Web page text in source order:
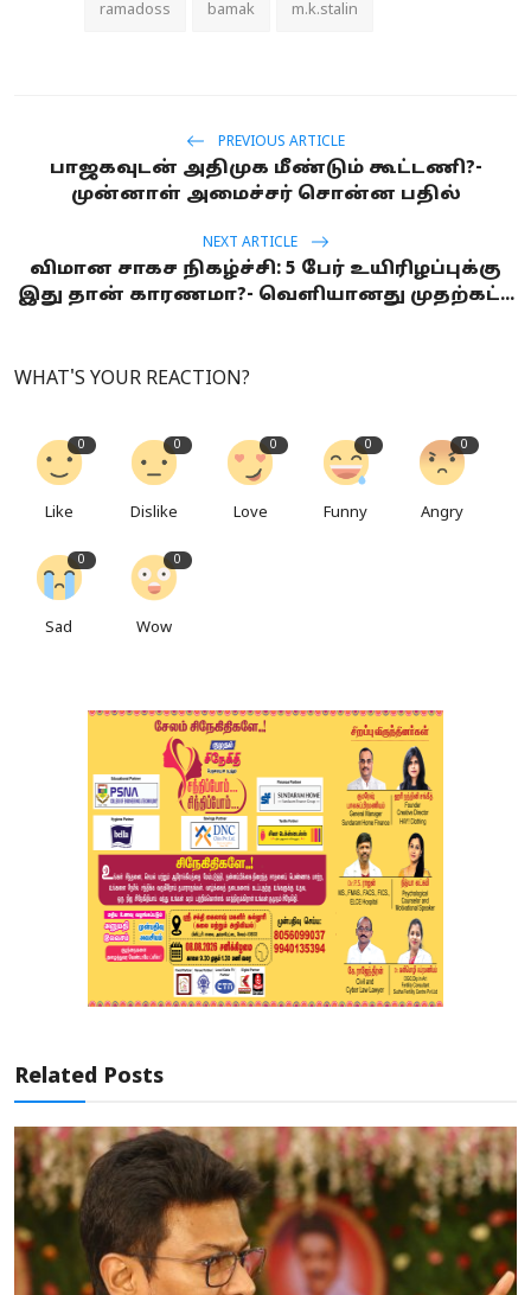
ramadoss bamak m.k.stalin
PREVIOUS ARTICLE
பாஜகவுடன் அதிமுக மீண்டும் கூட்டணி?-
முன்னாள் அமைச்சர் சொன்ன பதில்
NEXT ARTICLE
விமான சாகச நிகழ்ச்சி: 5 பேர் உயிரிழப்புக்கு
இது தான் காரணமா?- வெளியானது முதற்கட்...
WHAT'S YOUR REACTION?
0
Like
0
Dislike
0
Love
0
Funny
0
Angry
0
Sad
0
Wow
Related Posts